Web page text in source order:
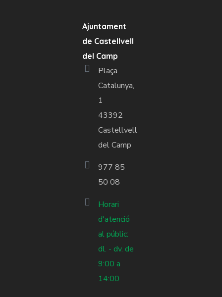
Ajuntament
de Castellvell
del Camp
Plaça
Catalunya,
1
43392
Castellvell
del Camp
977 85
50 08
Horari
d'atenció
al públic:
dl. - dv. de
9:00 a
14:00